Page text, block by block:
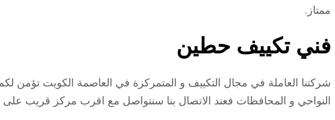
ممتاز.
فني تكييف حطين
شركتنا العاملة في مجال التكييف و المتمركزة في العاصمة الكويت تؤمن
النواحي و المحافظات فعند الاتصال بنا سنتواصل مع اقرب مركز قريب على